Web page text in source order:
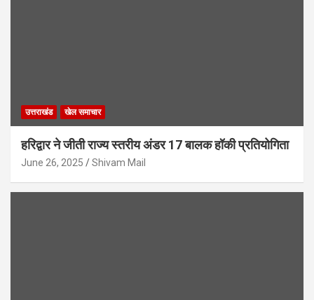
उत्तराखंड खेल समाचार
हरिद्वार ने जीती राज्य स्तरीय अंडर 17 बालक हॉकी प्रतियोगिता
June 26, 2025 Shivam Mail